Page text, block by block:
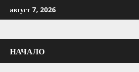
to
август 7, 2026
НАЧАЛО